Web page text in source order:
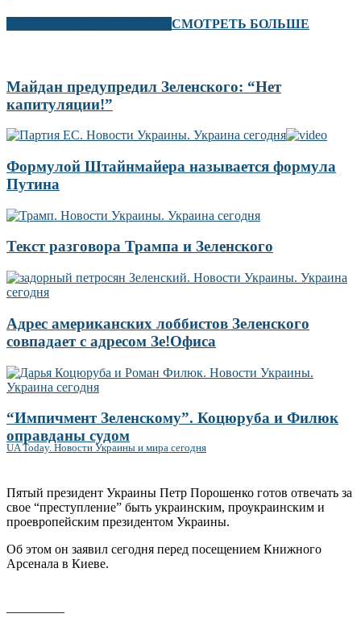
СМОТРЕТЬ БОЛЬШЕ
Майдан предупредил Зеленского: “Нет
капитуляции!”
Формулой Штайнмайера называется формула
Путина
Текст разговора Трампа и Зеленского
Адрес американских лоббистов Зеленского
совпадает с адресом Зе!Офиса
“Импичмент Зеленскому”. Коцюруба и Филюк
оправданы судом
UA Today. Новости Украины и мира сегодня
Пятый президент Украины Петр Порошенко готов отвечать за
свое “преступление” быть украинским, проукраинским и
проевропейским президентом Украины.
Об этом он заявил сегодня перед посещением Книжного
Арсенала в Киеве.